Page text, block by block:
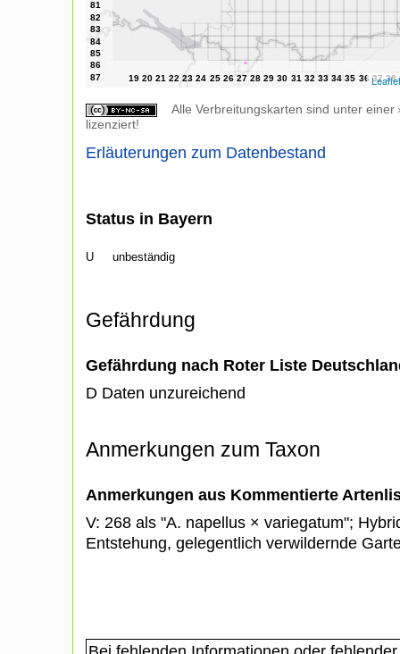
Leaflet
Alle Verbreitungskarten sind unter einer
lizenziert!
Erläuterungen zum Datenbestand
Status in Bayern
U unbeständig
Gefährdung
Gefährdung nach Roter Liste
D Daten unzureichend
Anmerkungen zum Taxon
Anmerkungen aus Kommentierte
V: 268 als "A. napellus × variegatum";
Entstehung, gelegentlich verwildernde